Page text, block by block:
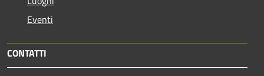
Eventi
CONTATTI